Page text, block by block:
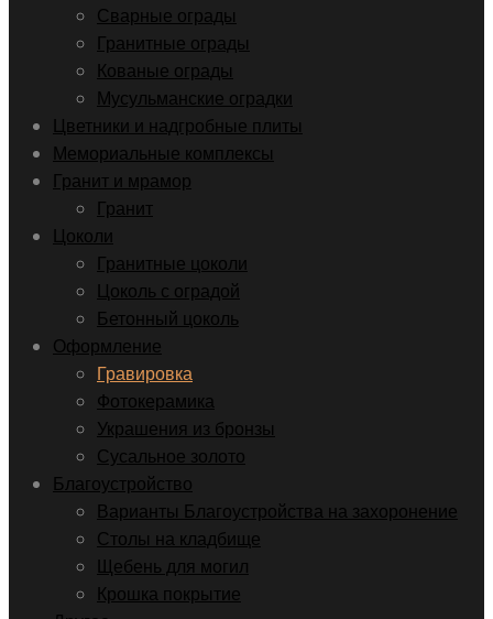
Сварные ограды
Гранитные ограды
Кованые ограды
Мусульманские оградки
Цветники и надгробные плиты
Мемориальные комплексы
Гранит и мрамор
Гранит
Цоколи
Гранитные цоколи
Цоколь с оградой
Бетонный цоколь
Оформление
Гравировка
Фотокерамика
Украшения из бронзы
Сусальное золото
Благоустройство
Варианты Благоустройства на захоронение
Столы на кладбище
Щебень для могил
Крошка покрытие